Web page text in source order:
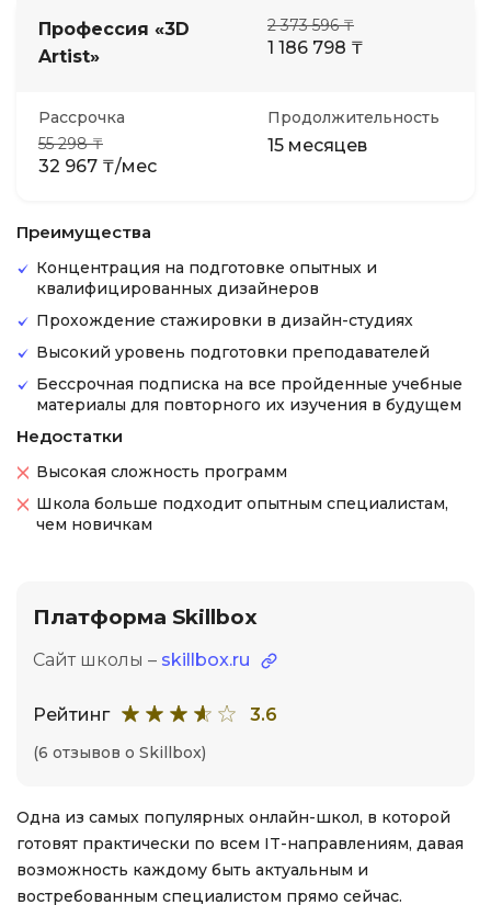
Профессия «3D
Artist»
2 373 596 ₸
1 186 798 ₸
Рассрочка
55 298 ₸
32 967 ₸/мес
Продолжительность
15 месяцев
Преимущества
Концентрация на подготовке опытных и
квалифицированных дизайнеров
Прохождение стажировки в дизайн-студиях
Высокий уровень подготовки преподавателей
Бессрочная подписка на все пройденные учебные
материалы для повторного их изучения в будущем
Недостатки
Высокая сложность программ
Школа больше подходит опытным специалистам,
чем новичкам
Платформа Skillbox
Сайт школы – skillbox.ru
Рейтинг 3.6
(6 отзывов о Skillbox)
Одна из самых популярных онлайн-школ, в которой
готовят практически по всем IT-направлениям, давая
возможность каждому быть актуальным и
востребованным специалистом прямо сейчас.